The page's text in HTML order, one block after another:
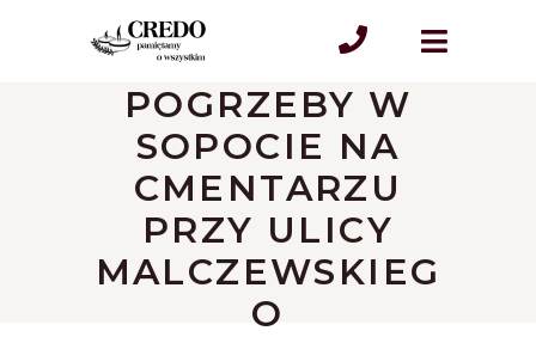
POGRZEBY W
SOPOCIE NA
CMENTARZU
PRZY ULICY
MALCZEWSKIEG
O